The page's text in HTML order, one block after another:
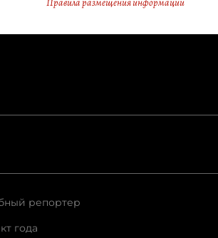
репортер
года